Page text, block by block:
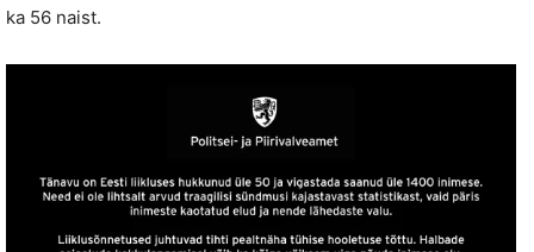
ka 56 naist.